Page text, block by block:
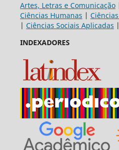
Artes, Letras e Comunicação|
Ciências Humanas |
| Ciências Sociais Aplicadas |
INDEXADORES